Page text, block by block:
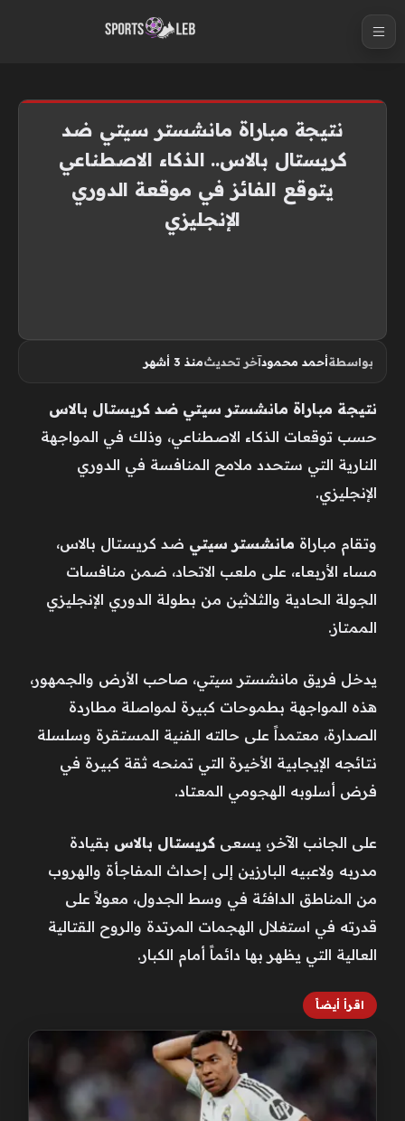
نتيجة مباراة مانشستر سيتي ضد
كريستال بالاس.. الذكاء الاصطناعي
يتوقع الفائز في موقعة الدوري
الإنجليزي
بواسطةأحمد محمودآخر تحديثمنذ 3 أشهر
نتيجة مباراة مانشستر سيتي ضد كريستال بالاس
حسب توقعات الذكاء الاصطناعي، وذلك في المواجهة
النارية التي ستحدد ملامح المنافسة في الدوري
الإنجليزي.
وتقام مباراة مانشستر سيتي ضد كريستال بالاس،
مساء الأربعاء، على ملعب الاتحاد، ضمن منافسات
الجولة الحادية والثلاثين من بطولة الدوري الإنجليزي
الممتاز.
يدخل فريق مانشستر سيتي، صاحب الأرض والجمهور،
هذه المواجهة بطموحات كبيرة لمواصلة مطاردة
الصدارة، معتمداً على حالته الفنية المستقرة وسلسلة
نتائجه الإيجابية الأخيرة التي تمنحه ثقة كبيرة في
فرض أسلوبه الهجومي المعتاد.
على الجانب الآخر، يسعىكريستال بالاس بقيادة
مدربه ولاعبيه البارزين إلى إحداث المفاجأة والهروب
من المناطق الدافئة في وسط الجدول، معولاً على
قدرته في استغلال الهجمات المرتدة والروح القتالية
العالية التي يظهر بها دائماً أمام الكبار.
اقرأ أيضاً